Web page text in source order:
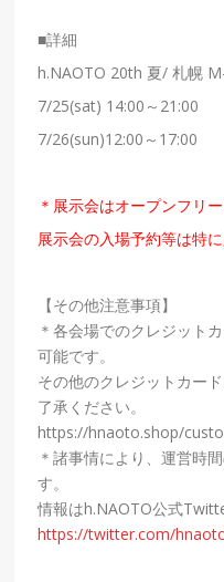
■詳細
h.NAOTO 20th 夏/札幌
7/25(sat) 14:00 ～ 21:00
7/26(sun)12:00 ～ 17:00
＊展示会はオープンフリ
展示会の入場予約等は特
【その他注意事項】
＊各会場でのクレジット
可能です。
その他のクレジットカー
了承ください。
https://hnaoto.shop/
＊諸事情により、運営時
す。
情報はh.NAOTO公式
https://twitter.com/